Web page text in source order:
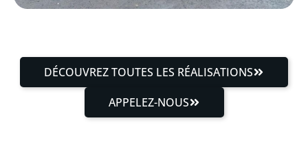
DÉCOUVREZ TOUTES LES RÉALISATIONS
APPELEZ-NOUS